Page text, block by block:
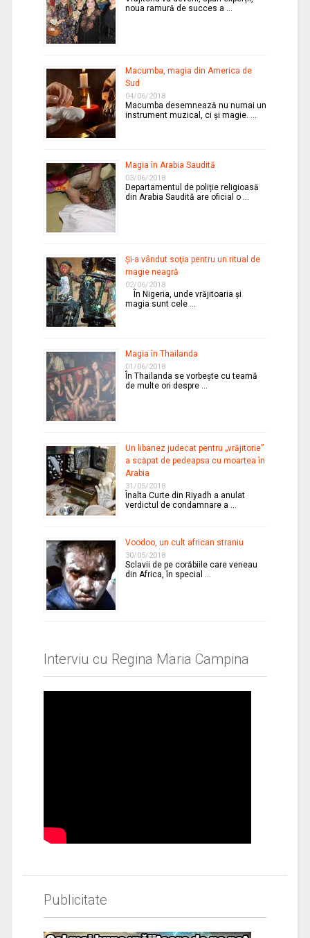
noua ramură de succes a …
Macumba, magia din America de
Sud
04/06/2018
Macumba desemnează nu numai un
instrument muzical, ci și magie. …
Magia în Arabia Saudită
03/06/2018
Departamentul de poliție religioasă
din Arabia Saudită are oficial o …
Şi-a vândut soţia pentru un ritual de
magie neagră
02/06/2018
În Nigeria, unde vrăjitoaria şi
magia sunt cele …
Magia în Thailanda
01/06/2018
În Thailanda se vorbeşte cu teamă
de multe ori despre …
Un libanez judecat pentru „vrăjitorie”
a scăpat de pedeapsa cu moartea în
Arabia
31/05/2018
Înalta Curte din Riyadh a anulat
verdictul de condamnare a …
Voodoo, un cult african straniu
30/05/2018
Sclavii de pe corăbiile care veneau
din Africa, în special …
Interviu cu Regina Maria Campina
Publicitate